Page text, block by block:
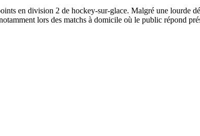
en division 2 de hockey-sur-glace. Malgré une lourde
lors des matchs à domicile où le public répond